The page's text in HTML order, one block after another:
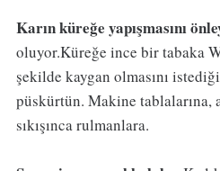
Karın küreğe yapışmasını
oluyor.Küreğe ince bir tabaka
şekilde kaygan olmasını
püskürtün. Makine tablalarına,
sıkışınca rulmanlara.